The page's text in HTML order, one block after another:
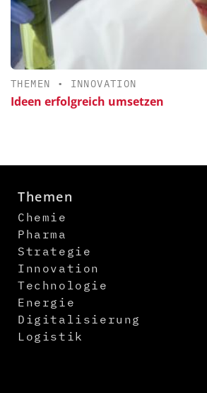
THEMEN • INNOVATION
Ideen erfolgreich umsetzen
Themen
Chemie
Pharma
Strategie
Innovation
Technologie
Energie
Digitalisierung
Logistik